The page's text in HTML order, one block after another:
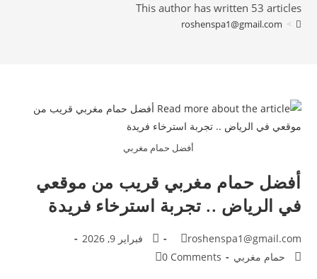
This author has written 53 articles
>
roshenspa1@gmail.com
أفضل حمام مغربي
أفضل حمام مغربي قريب من موقعي
في الرياض .. تجربة استرخاء فريدة
roshenspa1@gmail.com
فبراير 9, 2026
حمام مغربي
0 Comments